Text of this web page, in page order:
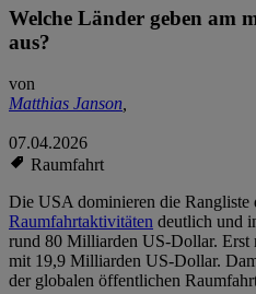
Welche Länder geben am
aus?
von
Matthias Janson,
07.04.2026
Raumfahrt
Die USA dominieren die Rangliste
Raumfahrtaktivitäten deutlich und
rund 80 Milliarden US-Dollar. Erst
mit 19,9 Milliarden US-Dollar.
der globalen öffentlichen